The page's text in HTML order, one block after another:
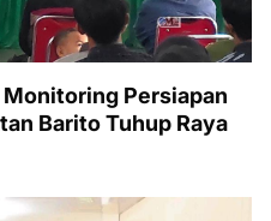
Monitoring Persiapan
Barito Tuhup Raya